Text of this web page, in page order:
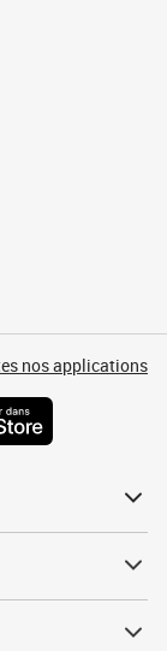
nos applications